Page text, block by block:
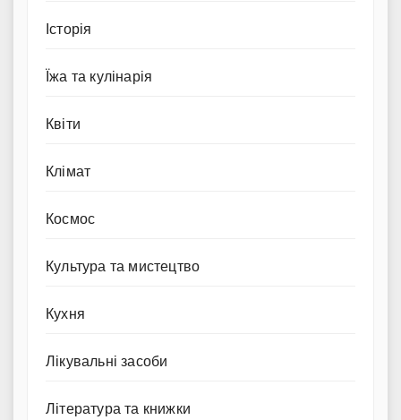
Історія
Їжа та кулінарія
Квіти
Клімат
Космос
Культура та мистецтво
Кухня
Лікувальні засоби
Література та книжки